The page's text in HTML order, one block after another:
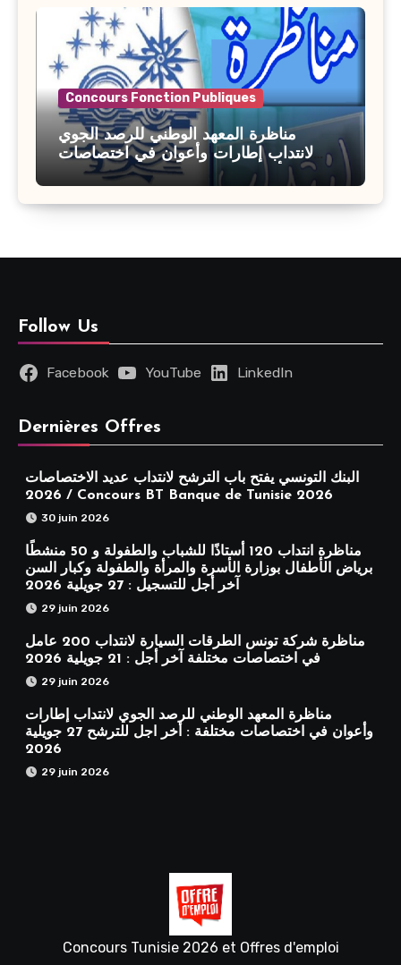
Concours Fonction Publiques
مناظرة المعهد الوطني للرصد الجوي
لانتداب إطارات وأعوان في اختصاصات
مختلفة : أخر اجل للترشح 27 جويلية 2026
Follow Us
Facebook YouTube LinkedIn
Dernières Offres
البنك التونسي يفتح باب الترشح لانتداب عديد الاختصاصات
2026 / Concours BT Banque de Tunisie 2026
30 juin 2026
مناظرة انتداب 120 أستاذًا للشباب والطفولة و 50 منشطًا
برياض الأطفال بوزارة الأسرة والمرأة والطفولة وكبار السن
آخر أجل للتسجيل : 27 جويلية 2026
29 juin 2026
مناظرة شركة تونس الطرقات السيارة لانتداب 200 عامل
في اختصاصات مختلفة آخر أجل : 21 جويلية 2026
29 juin 2026
مناظرة المعهد الوطني للرصد الجوي لانتداب إطارات
وأعوان في اختصاصات مختلفة : أخر اجل للترشح 27 جويلية
2026
29 juin 2026
Concours Tunisie 2026 et Offres d'emploi